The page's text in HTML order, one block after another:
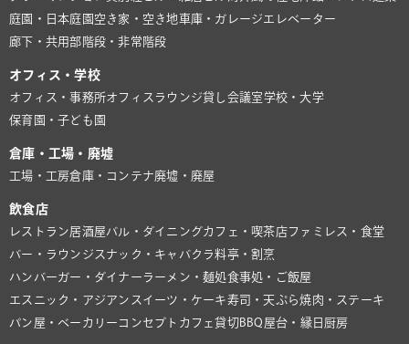
庭園・日本庭園 空き家・空き地 車庫・ガレージ エレベーター
廊下・共用部階段・非常階段
オフィス・学校
オフィス・事務所オフィスラウンジ貸し会議室学校・大学
保育園・子ども園
倉庫・工場・廃墟
工場・工房倉庫・コンテナ廃墟・廃屋
飲食店
レストラン居酒屋 バル・ダイニングカフェ・喫茶店ファミレス・食堂
バー・ラウンジ スナック・キャバクラ料亭・割烹
ハンバーガー・ダイナーラーメン・麺処食事処・ご飯屋
エスニック・アジアン スイーツ・ケーキ寿司・天ぷら焼肉・ステーキ
パン屋・ベーカリー コンセプトカフェ貸切BBQ 屋台・縁日 厨房